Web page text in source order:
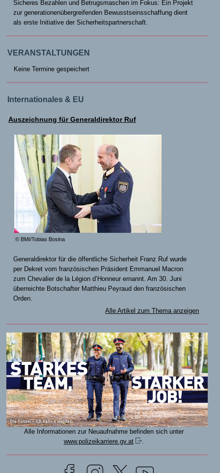
Sicheres Bezahlen und Betrugsmaschen im Fokus: Ein Projekt
zur generationenübergreifenden Bewusstseinsschaffung dient
als erste Initiative der Sicherheitspartnerschaft.
VERANSTALTUNGEN
Keine Termine gespeichert
Internationales & EU
Auszeichnung für Generaldirektor Ruf
© BMI/Tobias Bosina
Generaldirektor für die öffentliche Sicherheit Franz Ruf wurde
per Dekret vom französischen Präsident Emmanuel Macron
zum Chevalier de la Légion d’Honneur ernannt. Am 30. Juni
überreichte Botschafter Matthieu Peyraud den französischen
Orden.
Alle Artikel zum Thema anzeigen
Alle Informationen zur Neuaufnahme befinden sich unter
www.polizeikarriere.gv.at
.